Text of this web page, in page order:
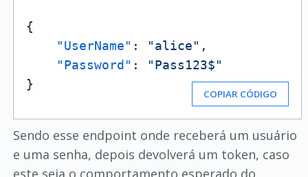
{
"UserName" : "alice" ,
"Password" :
"Pass123$"
}
COPIAR CÓDIGO
Sendo esse endpoint onde receberá um usuário
e uma senha, depois devolverá um token, caso
este seja o comportamento esperado do